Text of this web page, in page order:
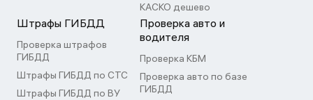
КАСКО дешево
Штрафы ГИБДД
Проверка штрафов
ГИБДД
Штрафы ГИБДД по СТС
Штрафы ГИБДД по ВУ
Проверка авто и
водителя
Проверка КБМ
Проверка авто по базе
ГИБДД